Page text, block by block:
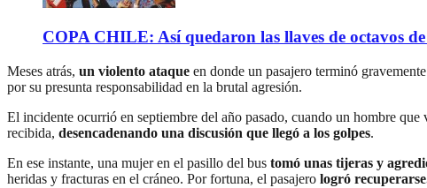
COPA CHILE: Así quedaron las llaves de octavos
Meses atrás, un violento ataque en donde un pasajero terminó
por su presunta responsabilidad en la brutal agresión.
El incidente ocurrió en septiembre del año pasado, cuando un hombre que
recibida, desencadenando una discusión que llegó a los golpes.
En ese instante, una mujer en el pasillo del bus tomó unas tijeras y
heridas y fracturas en el cráneo. Por fortuna, el pasajero logró